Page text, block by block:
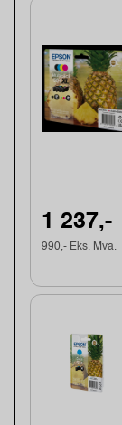
1 237,-
990,- Eks. Mva.